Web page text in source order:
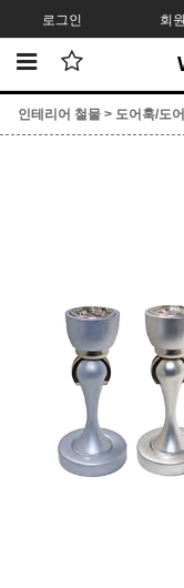
로그인 회
인테리어 철물 > 도어훅/도